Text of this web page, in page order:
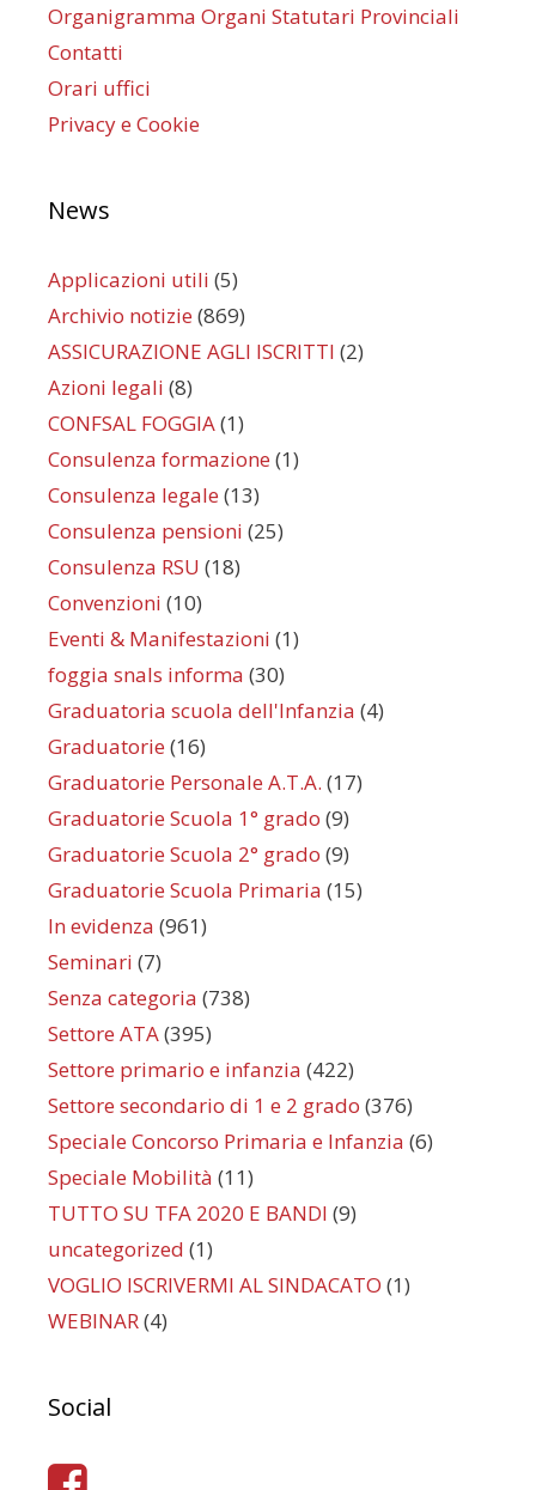
Organigramma Organi Statutari Provinciali
Contatti
Orari uffici
Privacy e Cookie
News
Applicazioni utili (5)
Archivio notizie (869)
ASSICURAZIONE AGLI ISCRITTI (2)
Azioni legali (8)
CONFSAL FOGGIA(1)
Consulenza formazione (1)
Consulenza legale (13)
Consulenza pensioni (25)
Consulenza RSU (18)
Convenzioni (10)
Eventi & Manifestazioni (1)
foggia snals informa (30)
Graduatoria scuola dell'Infanzia (4)
Graduatorie (16)
Graduatorie Personale A.T.A. (17)
Graduatorie Scuola 1° grado (9)
Graduatorie Scuola 2° grado (9)
Graduatorie Scuola Primaria (15)
In evidenza (961)
Seminari (7)
Senza categoria (738)
Settore ATA(395)
Settore primario e infanzia (422)
Settore secondario di 1 e 2 grado (376)
Speciale Concorso Primaria e Infanzia (6)
Speciale Mobilità (11)
TUTTO SU TFA 2020 E BANDI (9)
uncategorized (1)
VOGLIO ISCRIVERMI AL SINDACATO (1)
WEBINAR(4)
Social